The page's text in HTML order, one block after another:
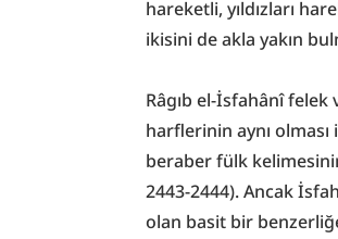
hareketli, yıldızları
ikisini de akla yakın
Râgıb el-İsfahânî felek
harflerinin aynı
beraber fülk
2443-2444). Ancak
olan basit bir